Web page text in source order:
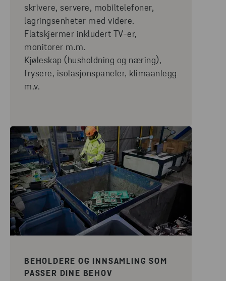
skrivere, servere, mobiltelefoner,
lagringsenheter med videre.
Flatskjermer inkludert TV-er,
monitorer m.m.
Kjøleskap (husholdning og næring),
frysere, isolasjonspaneler, klimaanlegg
m.v.
BEHOLDERE OG INNSAMLING SOM
PASSER DINE BEHOV